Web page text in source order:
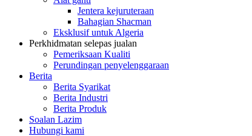
Jentera kejuruteraan
Bahagian Shacman
Eksklusif untuk Algeria
Perkhidmatan selepas jualan
Pemeriksaan Kualiti
Perundingan penyelenggaraan
Berita
Berita Syarikat
Berita Industri
Berita Produk
Soalan Lazim
Hubungi kami